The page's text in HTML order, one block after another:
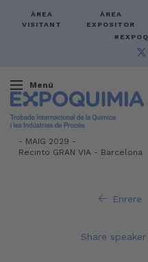
ÀREA
VISITANT
ÀREA
EXPOSITOR
Menú
- MAIG 2029 -
Recinto GRAN VIA - Barcelona
Enrere
Share speaker